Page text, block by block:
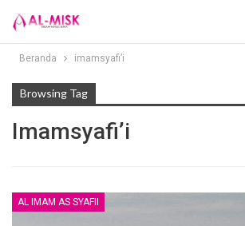
Beranda imamsyafi’i
Browsing Tag
Imamsyafi’i
AL IMAM AS SYAFII